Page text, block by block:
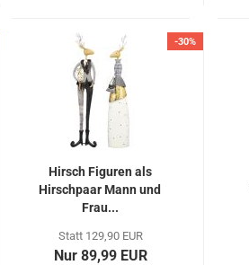
-30%
Hirsch Figuren als
Hirschpaar Mann und
Frau...
Statt 129,90 EUR
Nur 89,99 EUR